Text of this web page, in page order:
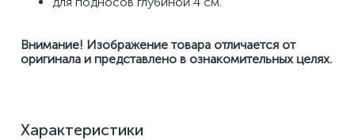
Внимание! Изображение товара отличается от
оригинала и представлено в ознакомительных целях.
Характеристики